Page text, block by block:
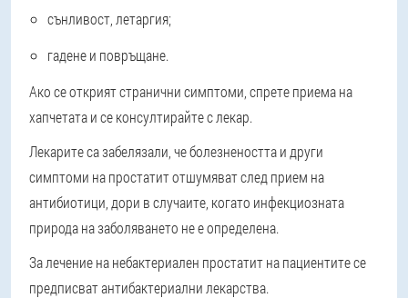
сънливост, летаргия;
гадене и повръщане.
Ако се открият странични симптоми, спрете приема на
хапчетата и се консултирайте с лекар.
Лекарите са забелязали, че болезнеността и други
симптоми на простатит отшумяват след прием на
антибиотици, дори в случаите, когато инфекциозната
природа на заболяването не е определена.
За лечение на небактериален простатит на пациентите се
предписват антибактериални лекарства.